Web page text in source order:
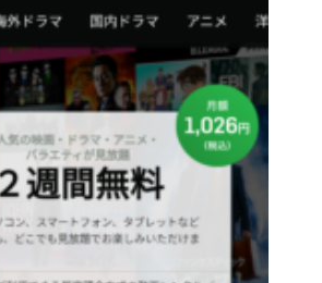
ホーム
プロフィール
ＭＭＯＲＰＧ
ターン制ＲＰＧ